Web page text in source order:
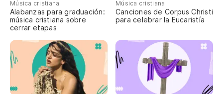
Música cristiana
Alabanzas para graduación:
música cristiana sobre
cerrar etapas
Música cristiana
Canciones de Corpus Christi
para celebrar la Eucaristía